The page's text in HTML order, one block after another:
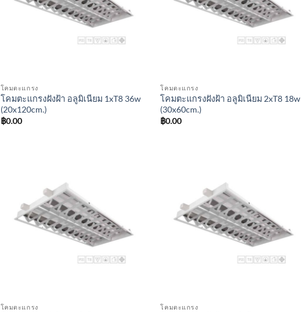
โคมตะแกรง
โคมตะแกรงฝังฝ้า อลูมิเนียม 1xT8 36w
(20x120cm.)
฿0.00
โคมตะแกรง
โคมตะแกรงฝังฝ้า อลูมิเนียม 2xT8 18w
(30x60cm.)
฿0.00
โคมตะแกรง โคมตะแกรง